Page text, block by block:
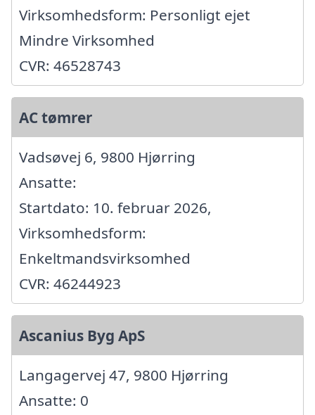
Virksomhedsform: Personligt ejet
Mindre Virksomhed
CVR: 46528743
AC tømrer
Vadsøvej 6, 9800 Hjørring
Ansatte:
Startdato: 10. februar 2026,
Virksomhedsform:
Enkeltmandsvirksomhed
CVR: 46244923
Ascanius Byg ApS
Langagervej 47, 9800 Hjørring
Ansatte: 0